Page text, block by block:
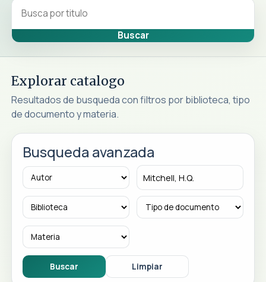
Explorar catalogo
Resultados de busqueda con filtros por biblioteca, tipo
de documento y materia.
Busqueda avanzada